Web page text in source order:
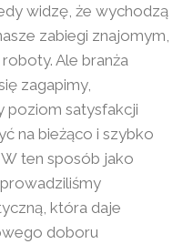
widzę, że wychodzą
zabiegi znajomym,
Ale branża
zagapimy,
poziom satysfakcji
na bieżąco i szybko
ten sposób jako
która daje
doboru